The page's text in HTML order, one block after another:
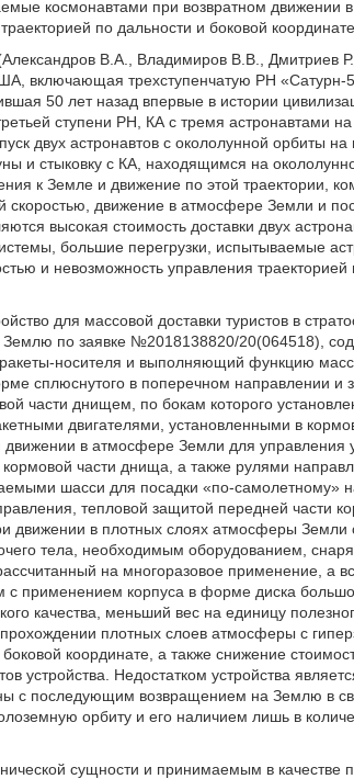
космонавтами при возвратном движении
по дальности и боковой
В.А., Владимиров В.В., Дмитриев
включающая трехступенчатую РН «Сатурн-
50 лет назад впервые в истории
ступени РН, КА с тремя астронавтами
двух астронавтов с окололунной орбиты
и стыковку с КА, находящимся на
к Земле и движение по этой траектории,
скоростью, движение в атмосфере Земли и
высокая стоимость доставки двух
большие перегрузки, испытываемые
и невозможность управления
для массовой доставки туристов в
по заявке №2018138820/20(064518),
носителя и выполняющий функцию
сплюснутого в поперечном направлении и
части днищем, по бокам которого
двигателями, установленными в
в атмосфере Земли для управления
части днища, а также рулями
шасси для посадки «по-самолетному»
тепловой защитой передней части
движении в плотных слоях атмосферы Земли с
тела, необходимым оборудованием,
на многоразовое применение, а
с применением корпуса в форме диска
качества, меньший вес на единицу
плотных слоев атмосферы с
координате, а также снижение
устройства. Недостатком устройства
с последующим возвращением на Землю в
орбиту и его наличием лишь в
сущности и принимаемым в качестве